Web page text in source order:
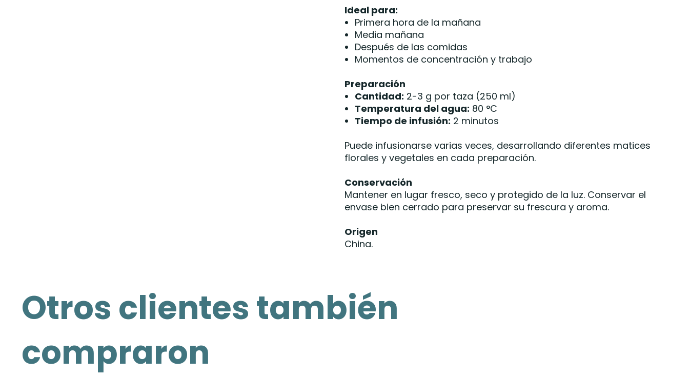
Ideal para:
Primera hora de la mañana
Media mañana
Después de las comidas
Momentos de concentración y trabajo
Preparación
Cantidad: 2-3 g por taza (250 ml)
Temperatura del agua: 80 °C
Tiempo de infusión: 2 minutos
Puede infusionarse varias veces, desarrollando diferentes matices
florales y vegetales en cada preparación.
Conservación
Mantener en lugar fresco, seco y protegido de la luz. Conservar el
envase bien cerrado para preservar su frescura y aroma.
Origen
China.
Otros clientes también
compraron